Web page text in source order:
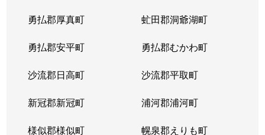
勇払郡厚真町 虻田郡洞爺湖町
勇払郡安平町 勇払郡むかわ町
沙流郡日高町 沙流郡平取町
新冠郡新冠町 浦河郡浦河町
様似郡様似町 幌泉郡えりも町